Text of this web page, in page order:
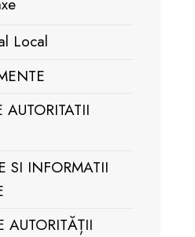
Local
AUTORITATII
SI INFORMATII
AUTORITĂȚII